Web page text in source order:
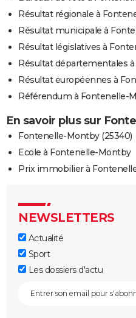
Résultat régionale à
Résultat municipale à
Résultat législatives à
Résultat départementales
Résultat européennes à
Référendum à Fontenelle-
En savoir plus sur
Fontenelle-Montby (25340)
Ecole à Fontenelle-Montby
Prix immobilier à
NEWSLETTERS
Actualité
Sport
Les dossiers d'actu